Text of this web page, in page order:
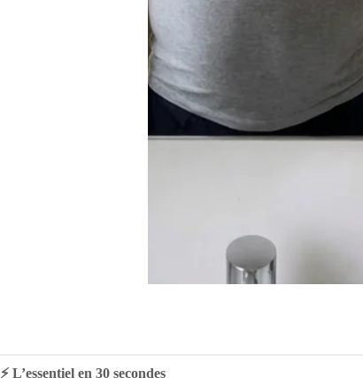
⚡ L’essentiel en 30 secondes